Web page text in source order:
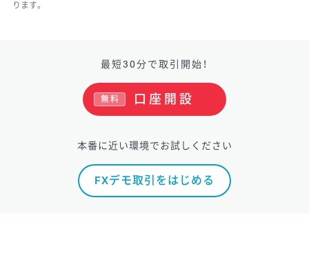
ります。
最短30分で取引開始！
口座開設
無料
本番に近い環境でお試しください
FXデモ取引をはじめる